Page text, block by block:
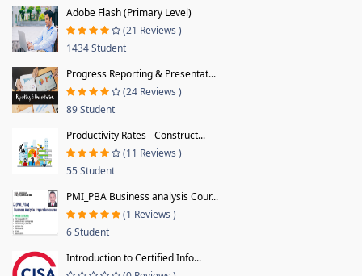
Adobe Flash (Primary Level)
(21 Reviews )
1434 Student
Progress Reporting & Presentat...
(24 Reviews )
89 Student
Productivity Rates - Construct...
(11 Reviews )
55 Student
PMI_PBA Business analysis Cour...
(1 Reviews )
6 Student
Introduction to Certified Info...